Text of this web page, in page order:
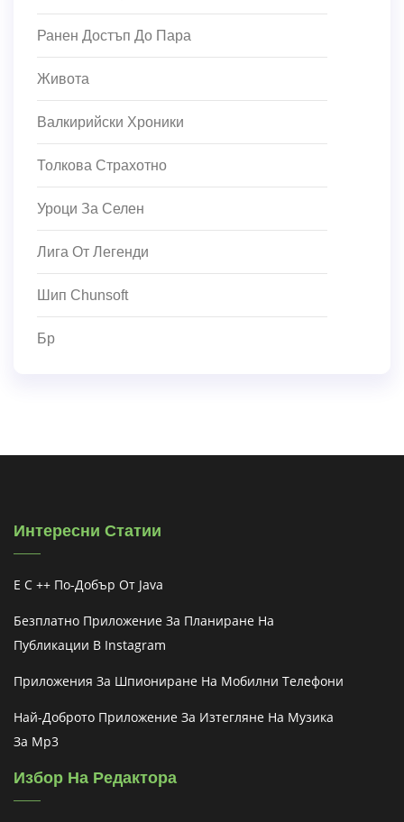
Ранен Достъп До Пара
Живота
Валкирийски Хроники
Толкова Страхотно
Уроци За Селен
Лига От Легенди
Шип Chunsoft
Бр
Интересни Статии
Е C ++ По-Добър От Java
Безплатно Приложение За Планиране На
Публикации В Instagram
Приложения За Шпиониране На Мобилни Телефони
Най-Доброто Приложение За Изтегляне На Музика
За Mp3
Избор На Редактора